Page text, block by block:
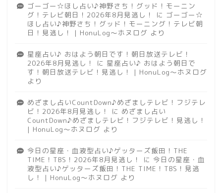
ゴーゴー☆ほし占い♪神野さち！グッド！モーニン
グ！テレビ朝日！2026年8月見逃し！
に ゴーゴー☆
ほし占い♪神野さち！グッド！モーニング！テレビ朝
日！見逃し！ | HonuLog～ホヌログ より
星座占い♪ おはよう朝日です！朝日放送テレビ！
2026年8月見逃し！
に 星座占い♪ おはよう朝日で
す！朝日放送テレビ！見逃し！ | HonuLog～ホヌログ
より
めざまし占いCountDown♪めざましテレビ！フジテレ
ビ！2026年8月見逃し！
に めざまし占い
CountDown♪めざましテレビ！フジテレビ！見逃し！
| HonuLog～ホヌログ より
今日の星座・血液型占い♪ゲッターズ飯田！THE
TIME！TBS！2026年8月見逃し！
に 今日の星座・血
液型占い♪ゲッターズ飯田！THE TIME！TBS！見逃
し！ | HonuLog～ホヌログ より